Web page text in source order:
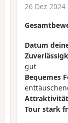
26 Dez
Datum
gut
Bequemes
Tour stark